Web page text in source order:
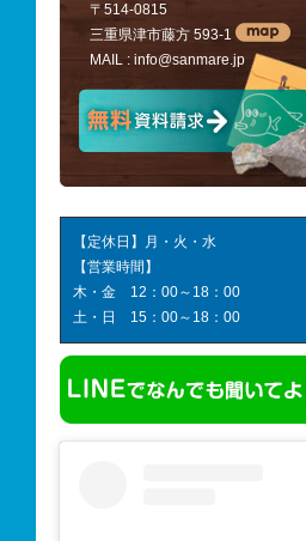
〒514-0815
三重県津市藤方 593-1
MAIL : info@sanmare.jp
【定休日】月・火・水
【営業時間】
木・金 12：00～18：00
土・日 15：00～18：00